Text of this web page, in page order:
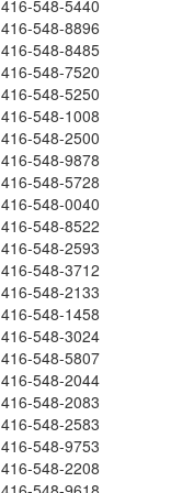
416-548-5440
416-548-8896
416-548-8485
416-548-7520
416-548-5250
416-548-1008
416-548-2500
416-548-9878
416-548-5728
416-548-0040
416-548-8522
416-548-2593
416-548-3712
416-548-2133
416-548-1458
416-548-3024
416-548-5807
416-548-2044
416-548-2083
416-548-2583
416-548-9753
416-548-2208